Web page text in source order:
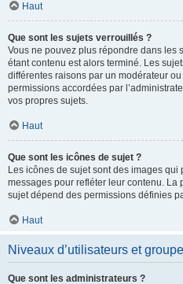
Haut
Que sont les sujets verrouillés ?
Vous ne pouvez plus répondre dans les
étant contenu est alors terminé. Les
différentes raisons par un modérateur
permissions accordées par
vos propres sujets.
Haut
Que sont les icônes de sujet ?
Les icônes de sujet sont des images
messages pour refléter leur contenu. La
sujet dépend des permissions définies
Haut
Niveaux d’utilisateurs et
Que sont les administrateurs ?